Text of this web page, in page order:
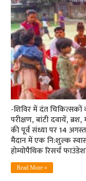
-शिविर में दंत चिकित्सकों
परीक्षण, बांटी दवायें,
की पूर्व संध्या पर 14
मैदान में एक नि:शुल्क
होम्योपैथिक रिसर्च
Read More »